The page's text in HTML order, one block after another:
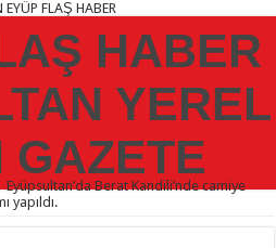
EYÜP FLAŞ HABER
Eyüpsultan’da Berat Kandili’nde camiye
yapıldı.